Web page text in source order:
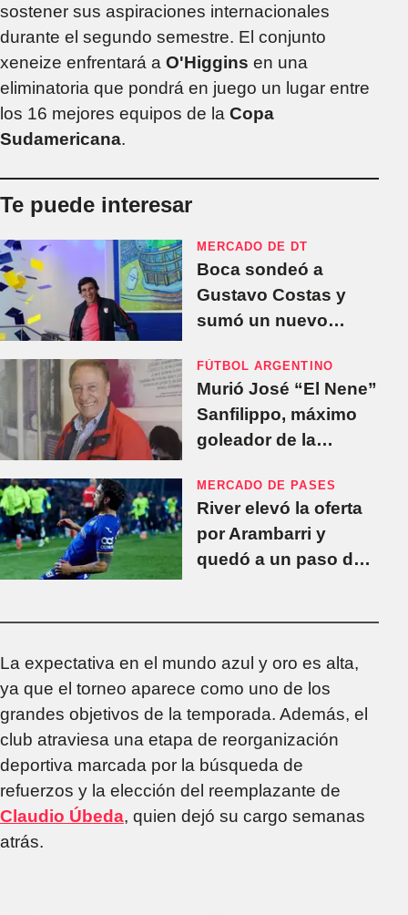
sostener sus aspiraciones internacionales
durante el segundo semestre. El conjunto
xeneize enfrentará a O'Higgins en una
eliminatoria que pondrá en juego un lugar entre
los 16 mejores equipos de la Copa
Sudamericana.
Te puede interesar
MERCADO DE DT
Boca sondeó a
Gustavo Costas y
sumó un nuevo
reemplazar a Ubeda
FÚTBOL ARGENTINO
Murió José “El Nene”
Sanfilippo, máximo
goleador de la
Lorenzo
MERCADO DE PASES
River elevó la oferta
por Arambarri y
quedó a un paso de
La expectativa en el mundo azul y oro es alta,
ya que el torneo aparece como uno de los
grandes objetivos de la temporada. Además, el
club atraviesa una etapa de reorganización
deportiva marcada por la búsqueda de
refuerzos y la elección del reemplazante de
Claudio Úbeda, quien dejó su cargo semanas
atrás.